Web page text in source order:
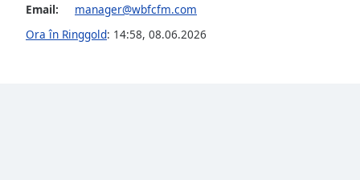
subtitles
settings,
Email:
manager@wbfcfm.com
Ora în Ringgold: 14:58, 08.06.2026